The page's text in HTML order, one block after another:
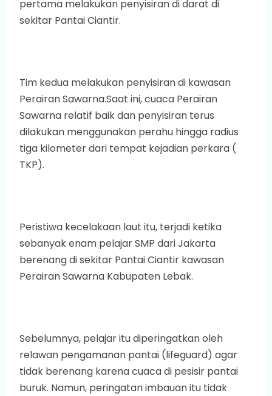
pertama melakukan penyisiran di darat di
sekitar Pantai Ciantir.
Tim kedua melakukan penyisiran di kawasan
Perairan Sawarna.Saat ini, cuaca Perairan
Sawarna relatif baik dan penyisiran terus
dilakukan menggunakan perahu hingga radius
tiga kilometer dari tempat kejadian perkara (
TKP).
Peristiwa kecelakaan laut itu, terjadi ketika
sebanyak enam pelajar SMP dari Jakarta
berenang di sekitar Pantai Ciantir kawasan
Perairan Sawarna Kabupaten Lebak.
Sebelumnya, pelajar itu diperingatkan oleh
relawan pengamanan pantai (lifeguard) agar
tidak berenang karena cuaca di pesisir pantai
buruk. Namun, peringatan imbauan itu tidak